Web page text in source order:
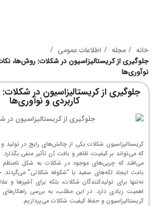
خانه مجله
اطلاعات عمومی
جلوگیری از کریستالیزاسیون در شکلات: روش‌ها،
نوآوری‌ها
جلوگیری از کریستالیزاسیون در
کاربردی و نوآوری‌ها
کریستالیزاسیون شکلات یکی از چالش‌های رایج در
که می‌تواند بر کیفیت، ظاهر و بافت آن تأثیر منفی بگذارد.
می‌افتد که چربی‌های موجود در شکلات به شکل نامنظم
باعث ایجاد لکه‌های سفید یا “شکوفه شکلاتی” می‌گردند.
نه‌تنها برای تولیدکنندگان شکلات، بلکه برای آشپزها و
اهمیت زیادی دارد. در این مطلب، به بررسی راهکارهای
کریستالیزاسیون و حفظ کیفیت شکلات می‌پردازیم.